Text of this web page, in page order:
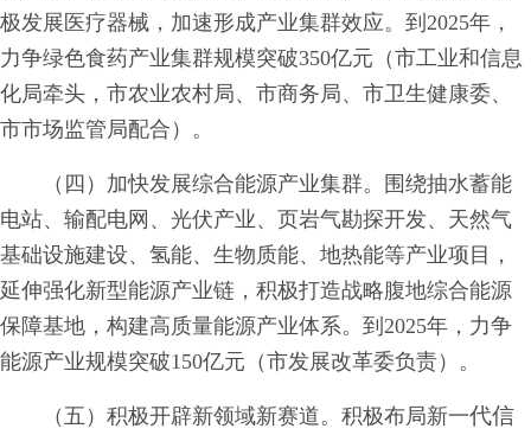
极发展医疗器械，加速形成产业集群效应。到2025年，
力争绿色食药产业集群规模突破350亿元（市工业和信息
化局牵头，市农业农村局、市商务局、市卫生健康委、
市市场监管局配合）。
（四）加快发展综合能源产业集群。围绕抽水蓄能
电站、输配电网、光伏产业、页岩气勘探开发、天然气
基础设施建设、氢能、生物质能、地热能等产业项目，
延伸强化新型能源产业链，积极打造战略腹地综合能源
保障基地，构建高质量能源产业体系。到2025年，力争
能源产业规模突破150亿元（市发展改革委负责）。
（五）积极开辟新领域新赛道。积极布局新一代信